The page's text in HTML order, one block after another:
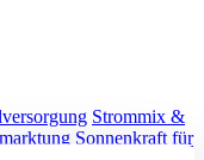
Strommix &
Sonnenkraft für